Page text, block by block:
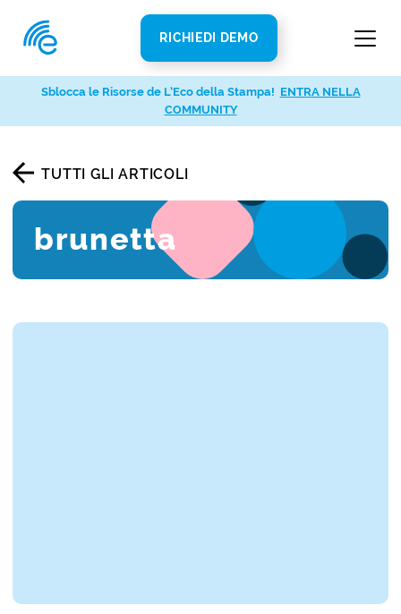
RICHIEDI DEMO
TUTTI GLI ARTICOLI
brunetta
Sblocca le Risorse de L’Eco della Stampa! ENTRA NELLA
COMMUNITY